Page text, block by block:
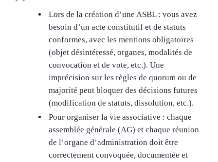
Lors de la création d’une ASBL : vous avez
besoin d’un acte constitutif et de statuts
conformes, avec les mentions obligatoires
(objet désintéressé, organes, modalités de
convocation et de vote, etc.). Une
imprécision sur les règles de quorum ou de
majorité peut bloquer des décisions futures
(modification de statuts, dissolution, etc.).
Pour organiser la vie associative : chaque
assemblée générale (AG) et chaque réunion
de l’organe d’administration doit être
correctement convoquée, documentée et